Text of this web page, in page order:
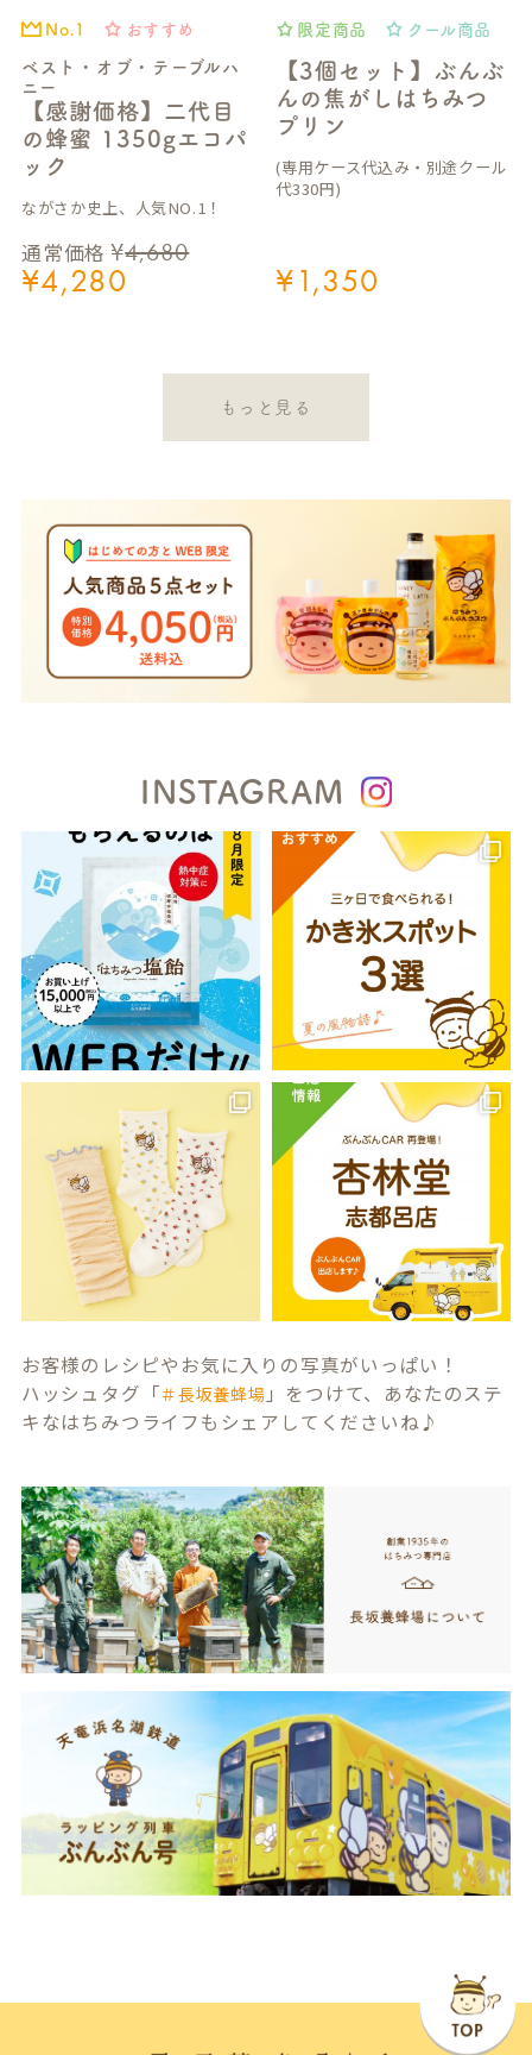
ベスト・オブ・テーブルハ
ニー
【感謝価格】二代目
の蜂蜜 1350gエコパ
ック
No.1 おすすめ
通常価格 ¥4,680
¥4,280
ながさか史上、人気NO.1！
【3個セット】ぶんぶ
んの焦がしはちみつ
プリン
限定商品 クール商品
¥1,350
(専用ケース代込み・別途クール
代330円)
もっと見る
INSTAGRAM
お客様のレシピやお気に入りの写真がいっぱい！
ハッシュタグ「＃長坂養蜂場 」をつけて、あなたのステ
キなはちみつライフもシェアしてくださいね♪